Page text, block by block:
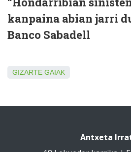
kanpaina abian jarri
Banco Sabadell
GIZARTE GAIAK
Antxeta